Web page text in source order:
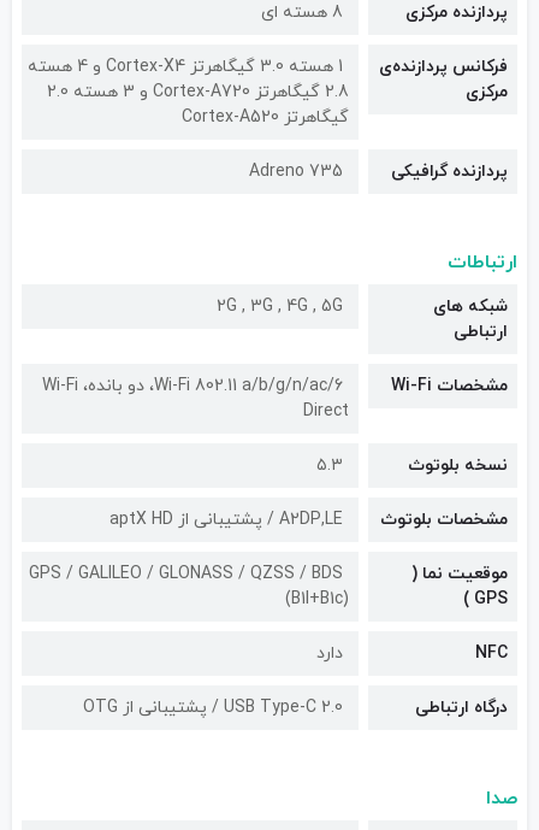
پردازنده مرکزی 8 هسته ای
فرکانس پردازنده‌ی
مرکزی
1 هسته 3.0 گیگاهرتز Cortex-X4 و 4 هسته
2.8 گیگاهرتز Cortex-A720 و 3 هسته 2.0
گیگاهرتز Cortex-A520
پردازنده گرافیکی Adreno 735
ارتباطات
شبکه های
ارتباطی
2G , 3G , 4G , 5G
مشخصات Wi-Fi
Wi-Fi 802.11 a/b/g/n/ac/6، دو بانده، Wi-Fi
Direct
نسخه بلوتوث ۵.۳
مشخصات بلوتوث A2DP,LE / پشتیبانی از aptX HD
موقعیت نما (
GPS )
GPS / GALILEO / GLONASS / QZSS / BDS
(B1I+B1c)
NFC دارد
درگاه ارتباطی USB Type-C 2.0 / پشتیبانی از OTG
صدا